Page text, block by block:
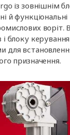
із зовнішнім
й
воріт.
і блоку
для
призначення.